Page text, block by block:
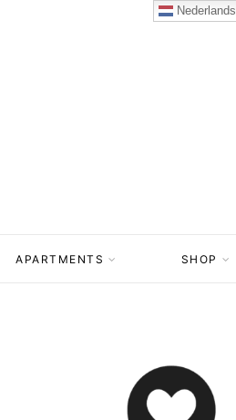
APARTMENTS SHOP
Nederlands